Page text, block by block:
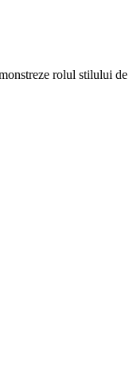
rolul stilului